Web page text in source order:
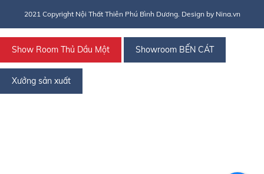
2021 Copyright Nội Thất Thiên Phú Bình Dương. Design by Nina.vn
Show Room Thủ Dầu Một Showroom BẾN CÁT
Xưởng sản xuất